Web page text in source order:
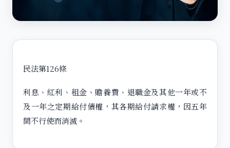
民法第126條
利息、紅利、租金、贍養費、退職金及其他一年或不
及一年之定期給付債權，其各期給付請求權，因五年
間不行使而消滅。